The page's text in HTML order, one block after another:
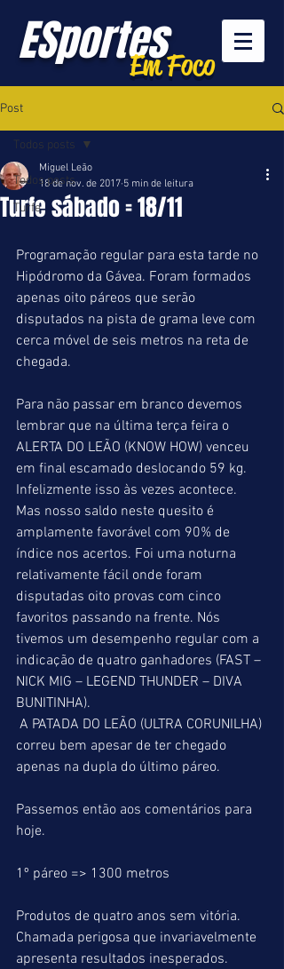
ESportesEm Foco
Post
Todos posts
Turfe
Todos posts
Turfe sábado = 18/11
Miguel Leão
18 de nov. de 2017 5 min de leitura
Programação regular para esta tarde no
Hipódromo da Gávea. Foram formados
apenas oito páreos que serão
disputados na pista de grama leve com
cerca móvel de seis metros na reta de
chegada.
Para não passar em branco devemos
lembrar que na última terça feira o
ALERTA DO LEÃO (KNOW HOW) venceu
em final escamado deslocando 59 kg.
Infelizmente isso às vezes acontece.
Mas nosso saldo neste quesito é
amplamente favorável com 90% de
índice nos acertos. Foi uma noturna
relativamente fácil onde foram
disputadas oito provas com cinco
favoritos passando na frente. Nós
tivemos um desempenho regular com a
indicação de quatro ganhadores (FAST –
NICK MIG – LEGEND THUNDER – DIVA
BUNITINHA).
correu bem apesar de ter chegado
apenas na dupla do último páreo.
Passemos então aos comentários para
hoje.
1º páreo => 1300 metros
Produtos de quatro anos sem vitória.
Chamada perigosa que invariavelmente
apresenta resultados inesperados.